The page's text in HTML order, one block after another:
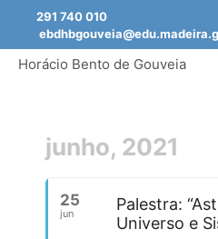
291 740 010
Horácio Bento de Gouveia
junho, 2021
25
jun
Palestra:
Universo e